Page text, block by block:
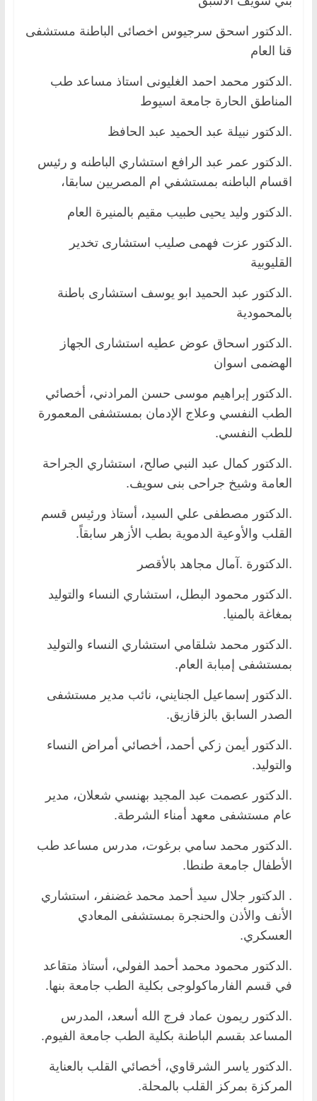
.الدكتور اسحق سرجيوس اخصائى الباطنة مستشفى
قنا العام
.الدكتور محمد احمد الغليونى استاذ مساعد طب
المناطق الحارة جامعة اسيوط
.الدكتور نبيلة عبد الحميد عبد الحافظ
.الدكتور عمر عبد الرافع استشاري الباطنه و رئيس
اقسام الباطنه بمستشفي ام المصريين سابقا،
.الدكتور وليد يحيى طبيب مقيم بالمنيرة العام
.الدكتور عزت فهمى صليب استشارى تخدير
القليوبية
.الدكتور عبد الحميد ابو يوسف استشارى باطنة
بالمحمودية
.الدكتور اسحاق عوض عطيه استشارى الجهاز
الهضمى اسوان
.الدكتور إبراهيم موسى حسن المرادني، أخصائي
الطب النفسي وعلاج الإدمان بمستشفى المعمورة
للطب النفسي.
.الدكتور كمال عبد النبي صالح، استشاري الجراحة
العامة وشيخ جراحى بنى سويف.
.الدكتور مصطفى علي السيد، أستاذ ورئيس قسم
القلب والأوعية الدموية بطب الأزهر سابقاً.
.الدكتورة .آمال مجاهد بالأقصر
.الدكتور محمود البطل، استشاري النساء والتوليد
بمغاغة بالمنيا.
.الدكتور محمد شلقامي استشاري النساء والتوليد
بمستشفى إمبابة العام.
.الدكتور إسماعيل الجنايني، نائب مدير مستشفى
الصدر السابق بالزقازيق.
.الدكتور أيمن زكي أحمد، أخصائي أمراض النساء
والتوليد.
.الدكتور عصمت عبد المجيد بهنسي شعلان، مدير
عام مستشفى معهد أمناء الشرطة.
.الدكتور محمد سامي برغوت، مدرس مساعد طب
الأطفال جامعة طنطا.
. الدكتور جلال سيد أحمد محمد غضنفر، استشاري
الأنف والأذن والحنجرة بمستشفى المعادي
العسكري.
.الدكتور محمود محمد أحمد الفولي، أستاذ متقاعد
في قسم الفارماكولوجى بكلية الطب جامعة بنها.
.الدكتور ريمون عماد فرج الله أسعد، المدرس
المساعد بقسم الباطنة بكلية الطب جامعة الفيوم.
.الدكتور ياسر الشرقاوي، أخصائي القلب بالعناية
المركزة بمركز القلب بالمحلة.